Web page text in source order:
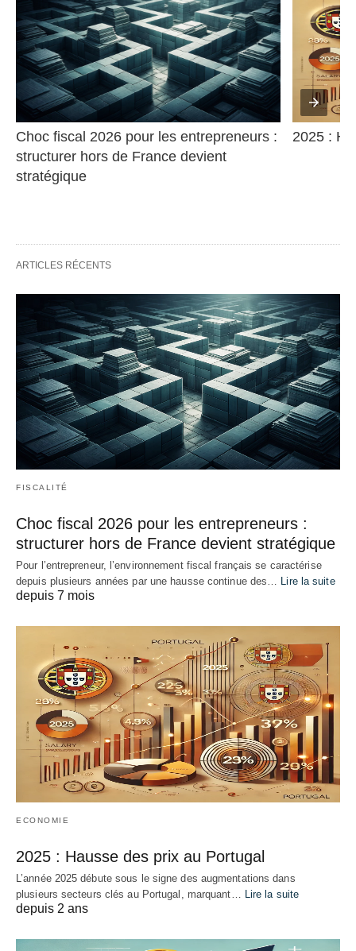
Choc fiscal 2026 pour les entrepreneurs :
structurer hors de France devient
stratégique
2025 :
ARTICLES RÉCENTS
FISCALITÉ
Choc fiscal 2026 pour les entrepreneurs :
structurer hors de France devient stratégique
Pour l’entrepreneur, l’environnement fiscal français se caractérise
depuis plusieurs années par une hausse continue des… Lire la suite
depuis 7 mois
ECONOMIE
2025 : Hausse des prix au Portugal
L’année 2025 débute sous le signe des augmentations dans
plusieurs secteurs clés au Portugal, marquant…
Lire la suite
depuis 2 ans